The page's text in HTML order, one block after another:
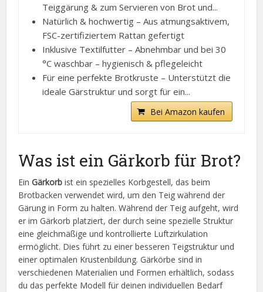
Teiggärung & zum Servieren von Brot und...
Natürlich & hochwertig – Aus atmungsaktivem,
FSC-zertifiziertem Rattan gefertigt
Inklusive Textilfutter – Abnehmbar und bei 30
°C waschbar – hygienisch & pflegeleicht
Für eine perfekte Brotkruste – Unterstützt die
ideale Gärstruktur und sorgt für ein...
Bei Amazon kaufen
Was ist ein Gärkorb für Brot?
EinGärkorb ist ein spezielles Korbgestell, das beim
Brotbacken verwendet wird, um den Teig während der
Gärung in Form zu halten. Während der Teig aufgeht, wird
er im Gärkorb platziert, der durch seine spezielle Struktur
eine gleichmäßige und kontrollierte Luftzirkulation
ermöglicht. Dies führt zu einer besseren Teigstruktur und
einer optimalen Krustenbildung. Gärkörbe sind in
verschiedenen Materialien und Formen erhältlich, sodass
du das perfekte Modell für deinen individuellen Bedarf